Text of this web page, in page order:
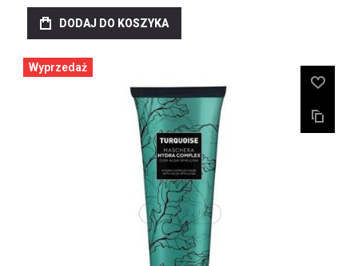
DODAJ DO KOSZYKA
Wyprzedaż